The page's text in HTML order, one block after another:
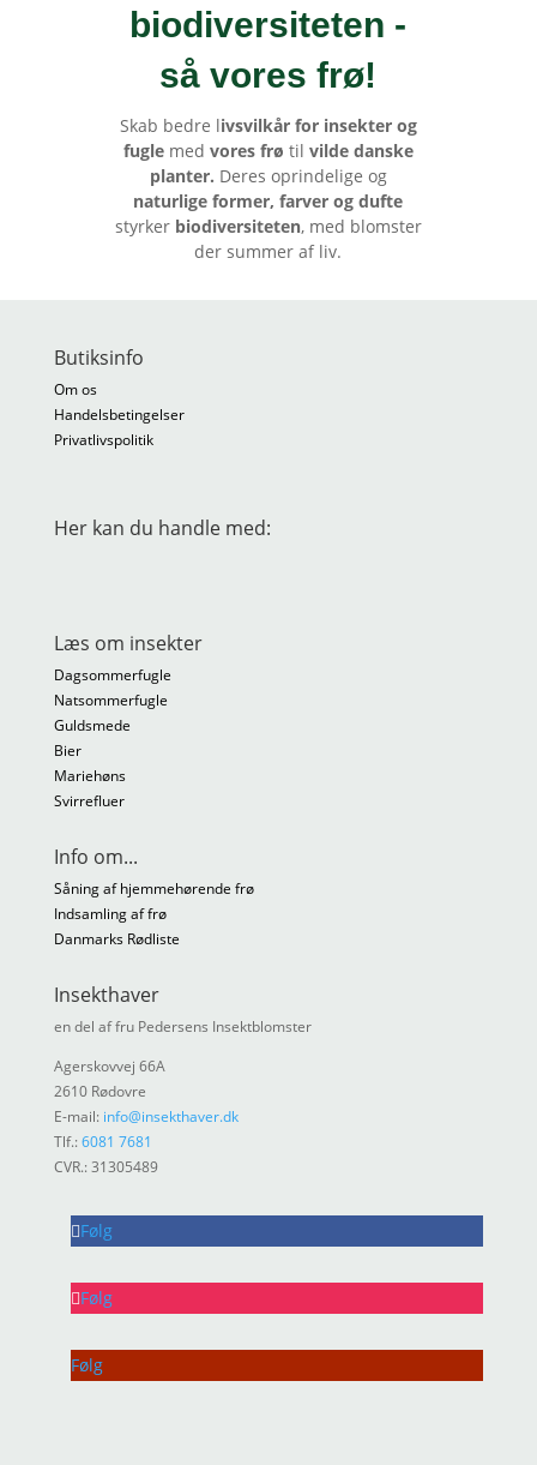
biodiversiteten -
så vores frø!
Skab bedre livsvilkår for insekter og
fuglemed vores frø til vilde danske
planter. Deres oprindelige og
naturlige former, farver og dufte
styrker biodiversiteten, med blomster
der summer af liv.
Butiksinfo
Om os
Handelsbetingelser
Privatlivspolitik
Her kan du handle med:
Læs om insekter
Dagsommerfugle
Natsommerfugle
Guldsmede
Bier
Mariehøns
Svirrefluer
Info om...
Såning af hjemmehørende frø
Indsamling af frø
Danmarks Rødliste
Insekthaver
en del af fru Pedersens Insektblomster
Agerskovvej 66A
2610 Rødovre
E-mail: info@insekthaver.dk
Tlf.:6081 7681
CVR.: 31305489
Følg
Følg
Følg